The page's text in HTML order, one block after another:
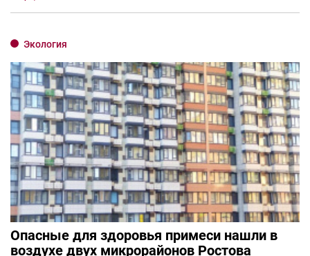
Экология
Опасные для здоровья примеси нашли в
воздухе двух микрорайонов Ростова